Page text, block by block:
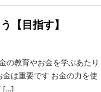
【目指す】
の教育やお金を学ぶあたり
は重要です お金の力を使
[…]